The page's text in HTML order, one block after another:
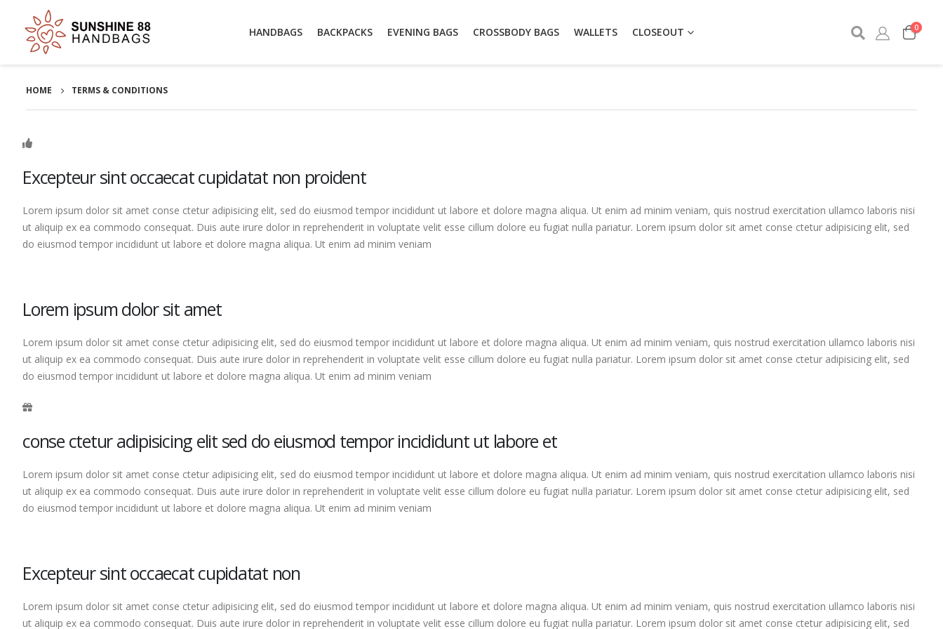
HANDBAGS BACKPACKS EVENING BAGS CROSSBODY BAGS WALLETS CLOSEOUT 0
HOME TERMS & CONDITIONS
Excepteur sint occaecat cupidatat non proident
Lorem ipsum dolor sit amet conse ctetur adipisicing elit, sed do eiusmod tempor incididunt ut labore et dolore magna aliqua. Ut enim ad minim veniam, quis nostrud exercitation ullamco laboris nisi
ut aliquip ex ea commodo consequat. Duis aute irure dolor in reprehenderit in voluptate velit esse cillum dolore eu fugiat nulla pariatur. Lorem ipsum dolor sit amet conse ctetur adipisicing elit, sed
do eiusmod tempor incididunt ut labore et dolore magna aliqua. Ut enim ad minim veniam
Lorem ipsum dolor sit amet
Lorem ipsum dolor sit amet conse ctetur adipisicing elit, sed do eiusmod tempor incididunt ut labore et dolore magna aliqua. Ut enim ad minim veniam, quis nostrud exercitation ullamco laboris nisi
ut aliquip ex ea commodo consequat. Duis aute irure dolor in reprehenderit in voluptate velit esse cillum dolore eu fugiat nulla pariatur. Lorem ipsum dolor sit amet conse ctetur adipisicing elit, sed
do eiusmod tempor incididunt ut labore et dolore magna aliqua. Ut enim ad minim veniam
conse ctetur adipisicing elit sed do eiusmod tempor incididunt ut labore et
Lorem ipsum dolor sit amet conse ctetur adipisicing elit, sed do eiusmod tempor incididunt ut labore et dolore magna aliqua. Ut enim ad minim veniam, quis nostrud exercitation ullamco laboris nisi
ut aliquip ex ea commodo consequat. Duis aute irure dolor in reprehenderit in voluptate velit esse cillum dolore eu fugiat nulla pariatur. Lorem ipsum dolor sit amet conse ctetur adipisicing elit, sed
do eiusmod tempor incididunt ut labore et dolore magna aliqua. Ut enim ad minim veniam
Excepteur sint occaecat cupidatat non
Lorem ipsum dolor sit amet conse ctetur adipisicing elit, sed do eiusmod tempor incididunt ut labore et dolore magna aliqua. Ut enim ad minim veniam, quis nostrud exercitation ullamco laboris nisi
ut aliquip ex ea commodo consequat. Duis aute irure dolor in reprehenderit in voluptate velit esse cillum dolore eu fugiat nulla pariatur. Lorem ipsum dolor sit amet conse ctetur adipisicing elit, sed